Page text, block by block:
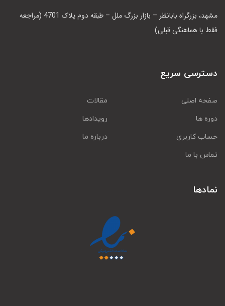
مشهد، بزرگراه بابانظر – بازار بزرگ ملل – طبقه دوم پلاک 4701 (مراجعه
فقط با هماهنگی قبلی)
دسترسی سریع
صفحه اصلی
مقالات
دوره ها
رویدادها
حساب کاربری
درباره ما
تماس با ما
نمادها